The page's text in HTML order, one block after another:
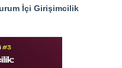
İçi Girişimcilik